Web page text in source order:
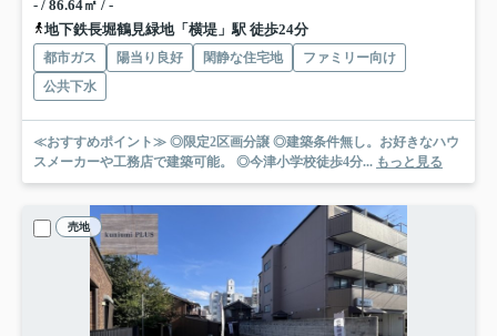
- / 86.64㎡ / -
地下鉄長堀鶴見緑地「横堤」駅 徒歩24分
都市ガス 陽当り良好 閑静な住宅地
ファミリー向け
公共下水
≪おすすめポイント≫ ◎限定2区画分譲 ◎建築条件無し。お好きなハウ
スメーカーや工務店で建築可能。 ◎今津小学校徒歩4分... もっと見る
売地